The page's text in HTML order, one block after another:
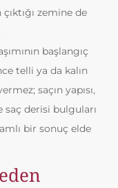
zemine de
başlangıç
telli ya da kalın
saçın yapısı,
saç derisi bulguları
bir sonuç elde